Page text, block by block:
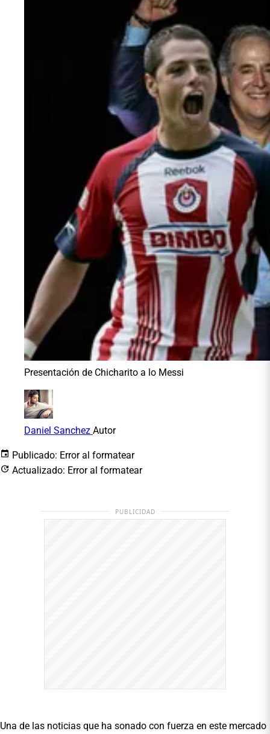
Presentación de Chicharito a lo Messi
Daniel Sanchez Autor
Publicado: Error al formatear
Actualizado: Error al formatear
PUBLICIDAD
Una de las noticias que ha sonado con fuerza en este mercado